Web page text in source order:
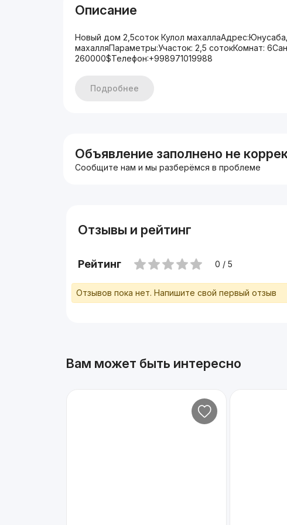
Описание
Новый дом 2,5соток Кулол
махалляПараметры:Участок: 2,5 сотокКомнат:
260000$Телефон:+998971019988
Подробнее
Объявление заполнено не
Сообщите нам и мы разберёмся в проблеме
Отзывы и рейтинг
Рейтинг 0 / 5
Отзывов пока нет. Напишите свой первый отзыв
Вам может быть интересно